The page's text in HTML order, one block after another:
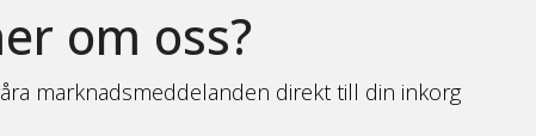
om oss?
marknadsmeddelanden direkt till din inkorg